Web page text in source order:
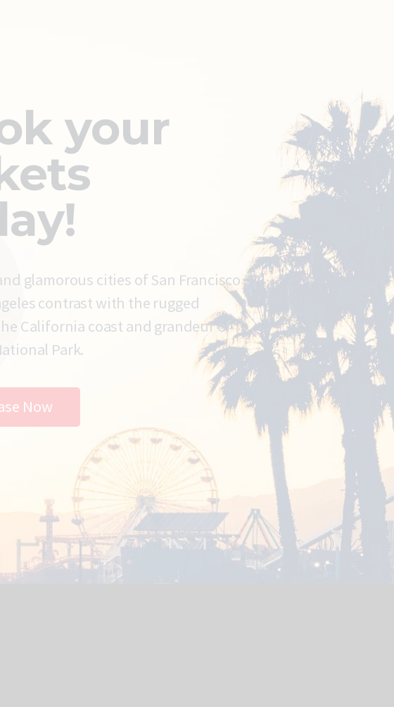
your
glamorous cities of San Francisco
contrast with the rugged
California coast and grandeur of
Park.
Now